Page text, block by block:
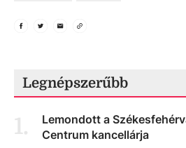
Legnépszerűbb
1.
Lemondott a
Centrum kancellárja